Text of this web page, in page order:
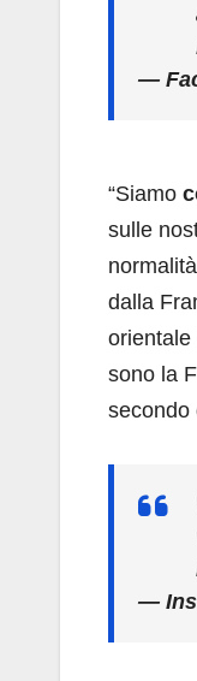
—
“Siamo
sulle
dalla
orientale
sono la
secondo
—